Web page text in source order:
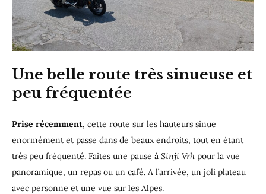
Une belle route très sinueuse et
peu fréquentée
Prise récemment, cette route sur les hauteurs sinue
enormément et passe dans de beaux endroits, tout en étant
très peu fréquenté. Faites une pause à Sinji Vrh pour la vue
panoramique, un repas ou un café. A l’arrivée, un joli plateau
avec personne et une vue sur les Alpes.